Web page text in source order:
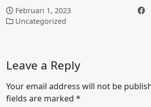
Februari 1, 2023
Uncategorized
Leave a Reply
Your email address will not be
fields are marked *